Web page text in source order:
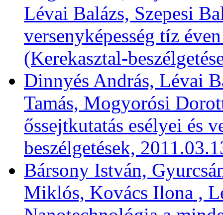
Lévai Balázs, Szepesi
versenyképesség tíz
(Kerekasztal-
Dinnyés András, Lévai
Tamás, Mogyorósi
őssejtkutatás esélyei és
beszélgetések,
Bársony István,
Miklós, Kovács Ilona ,